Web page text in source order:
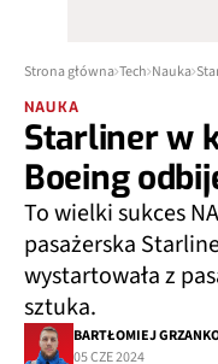
Strona główna Tech Nauka
NAUKA
Starliner w
Boeing
To wielki sukces
pasażerska
wystartowała z
sztuka.
BARTŁOMIEJ
05 CZE 2024